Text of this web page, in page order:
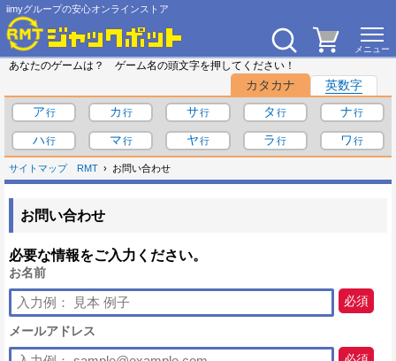
iimyグループの安心オンラインストア
あなたのゲームは？ ゲーム名の頭文字を押してください！
カタカナ
英数字
ア
カ サ タ
ナ
ハ
マ ヤ ラ ワ
サイトマップ RMT お問い合わせ
お問い合わせ
必要な情報をご入力ください。
お名前
必須
メールアドレス